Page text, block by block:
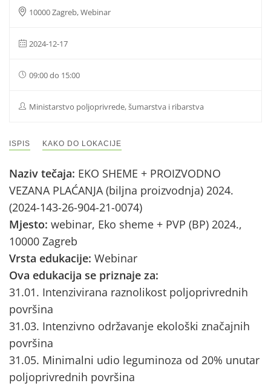
10000 Zagreb, Webinar
2024-12-17
09:00 do 15:00
Ministarstvo poljoprivrede, šumarstva i ribarstva
ISPIS KAKO DO LOKACIJE
Naziv tečaja: EKO SHEME + PROIZVODNO
VEZANA PLAĆANJA (biljna proizvodnja) 2024.
(2024-143-26-904-21-0074)
Mjesto: webinar, Eko sheme + PVP (BP) 2024.,
10000 Zagreb
Vrsta edukacije: Webinar
Ova edukacija se priznaje za:
31.01. Intenzivirana raznolikost poljoprivrednih
površina
31.03. Intenzivno održavanje ekološki značajnih
površina
31.05. Minimalni udio leguminoza od 20% unutar
poljoprivrednih površina